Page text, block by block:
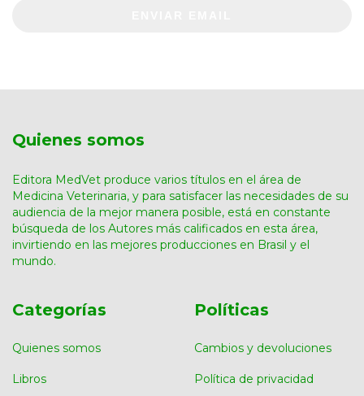
Quienes somos
Editora MedVet produce varios títulos en el área de
Medicina Veterinaria, y para satisfacer las necesidades de su
audiencia de la mejor manera posible, está en constante
búsqueda de los Autores más calificados en esta área,
invirtiendo en las mejores producciones en Brasil y el
mundo.
Categorías
Quienes somos
Libros
Políticas
Cambios y devoluciones
Política de privacidad